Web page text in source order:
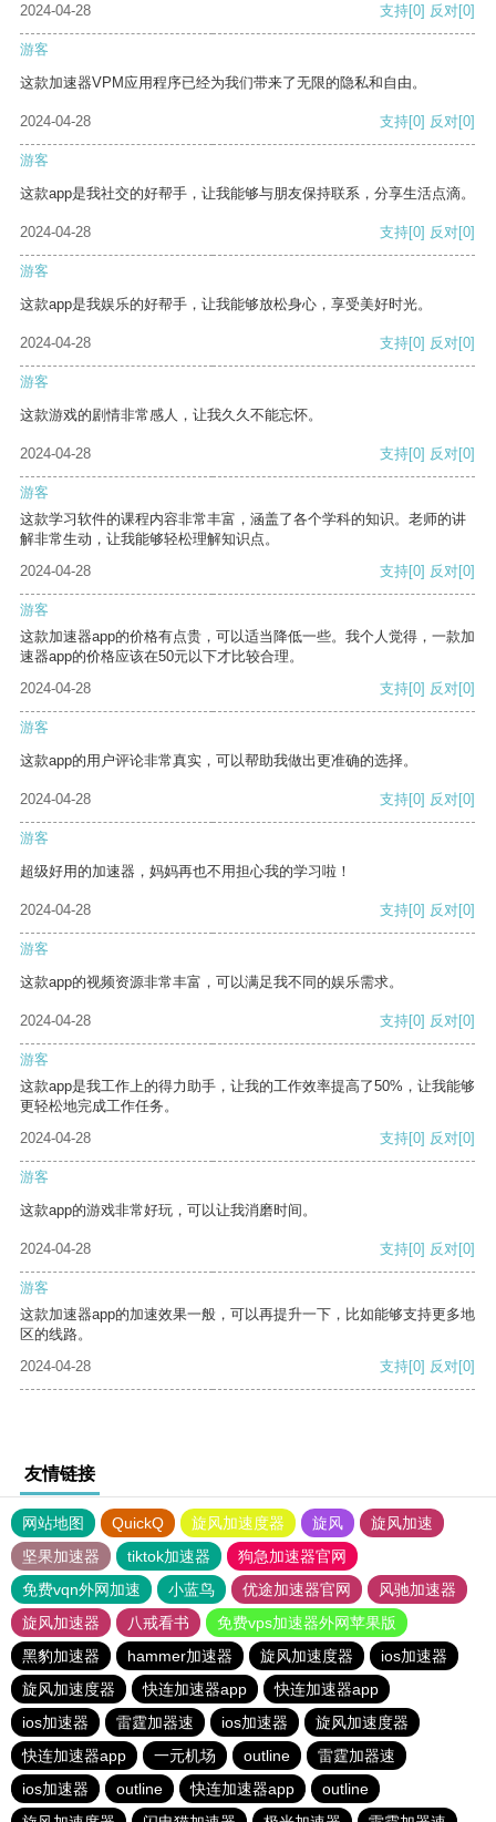
2024-04-28
支持[0] 反对[0]
游客
这款加速器VPM应用程序已经为我们带来了无限的隐私和自由。
2024-04-28 支持[0] 反对[0]
游客
这款app是我社交的好帮手，让我能够与朋友保持联系，分享生活点滴。
2024-04-28 支持[0] 反对[0]
游客
这款app是我娱乐的好帮手，让我能够放松身心，享受美好时光。
2024-04-28 支持[0] 反对[0]
游客
这款游戏的剧情非常感人，让我久久不能忘怀。
2024-04-28 支持[0] 反对[0]
游客
这款学习软件的课程内容非常丰富，涵盖了各个学科的知识。老师的讲
解非常生动，让我能够轻松理解知识点。
2024-04-28
支持[0] 反对[0]
游客
这款加速器app的价格有点贵，可以适当降低一些。我个人觉得，一款加
速器app的价格应该在50元以下才比较合理。
2024-04-28
支持[0] 反对[0]
游客
这款app的用户评论非常真实，可以帮助我做出更准确的选择。
2024-04-28 支持[0] 反对[0]
游客
超级好用的加速器，妈妈再也不用担心我的学习啦！
2024-04-28 支持[0] 反对[0]
游客
这款app的视频资源非常丰富，可以满足我不同的娱乐需求。
2024-04-28 支持[0] 反对[0]
游客
这款app是我工作上的得力助手，让我的工作效率提高了50%，让我能够
更轻松地完成工作任务。
2024-04-28
支持[0] 反对[0]
游客
这款app的游戏非常好玩，可以让我消磨时间。
2024-04-28 支持[0] 反对[0]
游客
这款加速器app的加速效果一般，可以再提升一下，比如能够支持更多地
区的线路。
2024-04-28
支持[0] 反对[0]
友情链接
网站地图 QuickQ 旋风加速度器 旋风
旋风加速
坚果加速器
tiktok加速器
狗急加速器官网
免费vqn外网加速
小蓝鸟 优途加速器官网
风驰加速器
旋风加速器
八戒看书
免费vps加速器外网苹果版
黑豹加速器
hammer加速器 旋风加速度器
ios加速器
旋风加速度器
快连加速器app
快连加速器app
ios加速器
雷霆加器速 ios加速器
旋风加速度器
快连加速器app
一元机场 outline
雷霆加器速
ios加速器
outline 快连加速器app
outline